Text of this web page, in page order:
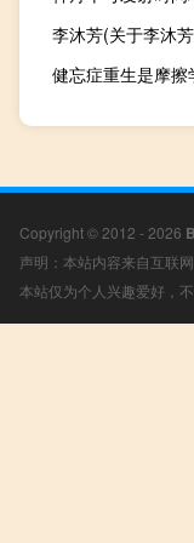
李沐芳(关于李沐
健忘症重生是摩
Copyright © 2012 - 2026
声明：本站内容来自互联
本站仅为个人兴趣爱好，